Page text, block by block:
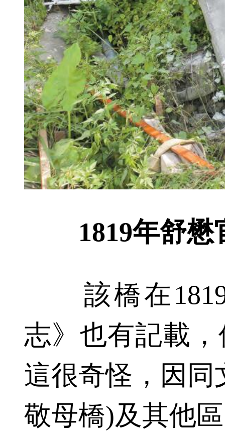
1819年舒
該橋在1819
志》也有記載
這很奇怪，因同
敬母橋)及其他